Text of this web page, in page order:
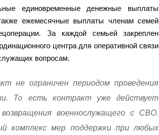
единовременные денежные выплаты
ежемесячные выплаты членам семей
За каждой семьей закреплен
центра для оперативной связи
вопросам.
не ограничен периодом проведения
То есть контракт уже действует
военнослужащего с СВО.
комплекс мер поддержки при любых